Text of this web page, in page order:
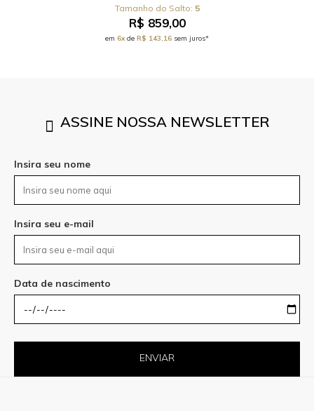
5
R$ 859,00
em 6xde R$ 143,16 sem juros*
ASSINE NOSSA NEWSLETTER
Insira seu nome
Insira seu e-mail
Data de nascimento
ENVIAR